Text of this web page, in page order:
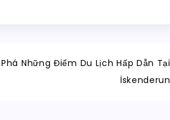
Những Điểm Du Lịch Hấp Dẫn Tại
İskenderun